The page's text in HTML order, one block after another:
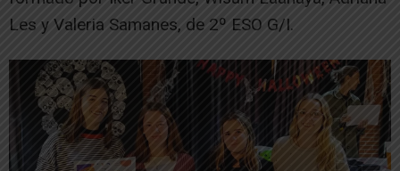
Les y Valeria Samanes, de 2º ESO G/I.